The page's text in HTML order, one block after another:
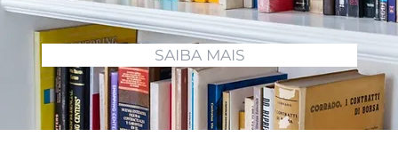
SAIBA MAIS